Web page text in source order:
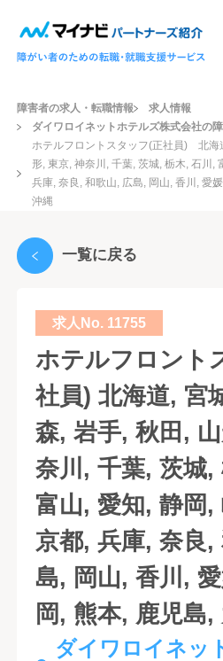
障害者の求人・転職情報
求人情報
ダイワロイネットホテルズ株式会社の
ホテルフロントスタッフ(正社員) 北海
形, 東京, 神奈川, 千葉, 茨城, 栃木, 石川,
兵庫, 奈良, 和歌山, 広島, 岡山, 香川, 愛
沖縄
一覧に戻る
求人No. 11755
ホテルフロント
社員) 北海道, 宮
森, 岩手, 秋田,
奈川, 千葉, 茨城,
富山, 愛知, 静岡,
京都, 兵庫, 奈良,
島, 岡山, 香川,
岡, 熊本, 鹿児島
ダイワロイネッ